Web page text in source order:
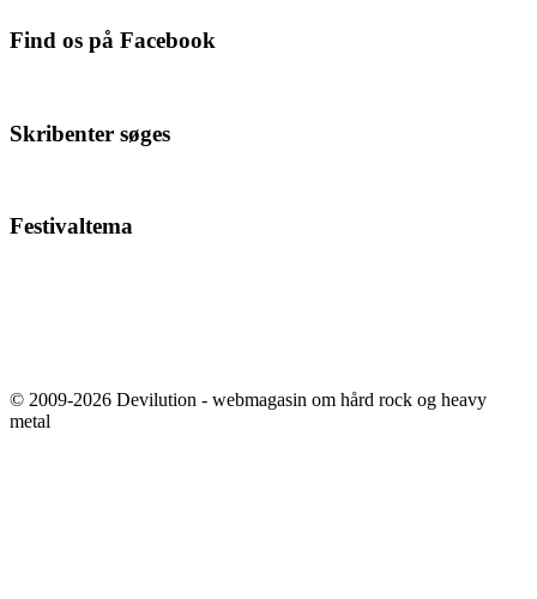
Find os på Facebook
Skribenter søges
Festivaltema
© 2009-2026 Devilution - webmagasin om hård rock og heavy
metal